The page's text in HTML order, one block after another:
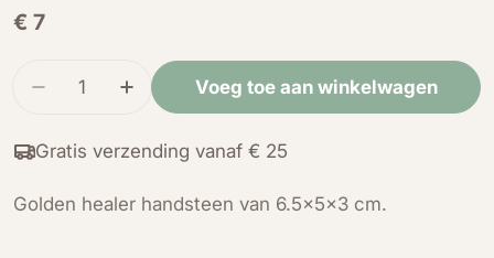
Normale
€ 7
Hoeveelheid
Verminder de hoeveelheid voor Golden
Verhoog de hoeveelheid voor
Voeg toe aan winkelwagen
Gratis verzending vanaf € 25
Golden healer handsteen van 6.5x5x3 cm.